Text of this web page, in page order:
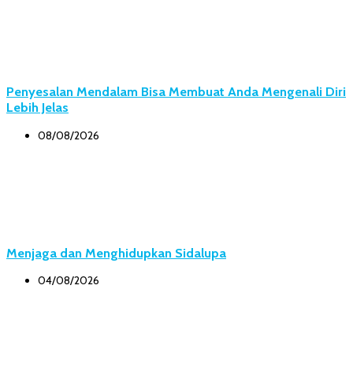
Penyesalan Mendalam Bisa Membuat Anda Mengenali Diri
Lebih Jelas
08/08/2026
Menjaga dan Menghidupkan Sidalupa
04/08/2026